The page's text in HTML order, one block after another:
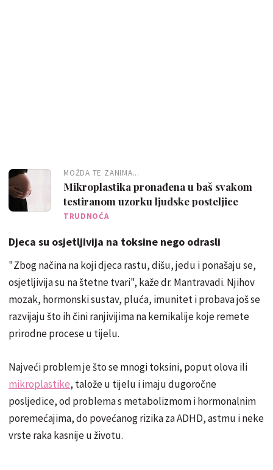
MOŽDA TE ZANIMA...
Mikroplastika pronađena u baš svakom
testiranom uzorku ljudske posteljice
TRUDNOĆA
Djeca su osjetljivija na toksine nego odrasli
"Zbog načina na koji djeca rastu, dišu, jedu i ponašaju se,
osjetljivija su na štetne tvari", kaže dr. Mantravadi. Njihov
mozak, hormonski sustav, pluća, imunitet i probava još se
razvijaju što ih čini ranjivijima na kemikalije koje remete
prirodne procese u tijelu.
Najveći problem je što se mnogi toksini, poput olova ili
mikroplastike, talože u tijelu i imaju dugoročne
posljedice, od problema s metabolizmom i hormonalnim
poremećajima, do povećanog rizika za ADHD, astmu i neke
vrste raka kasnije u životu.